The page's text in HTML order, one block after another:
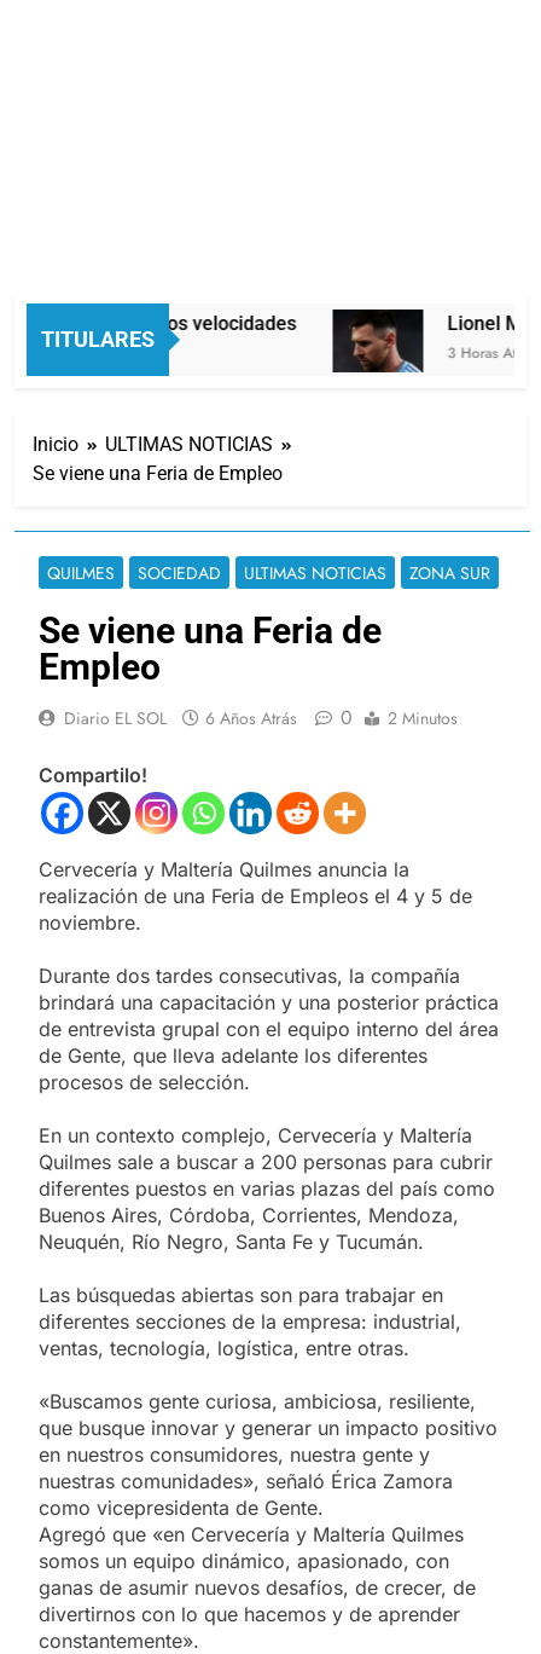
TITULARES
Economía en dos velocidades
2 Horas Atrás
Lionel
3 Horas Atrás
Inicio
ULTIMAS NOTICIAS
Se viene una Feria de Empleo
QUILMES SOCIEDAD ULTIMAS NOTICIAS ZONA SUR
Se viene una Feria de
Empleo
Diario EL SOL 6 Años Atrás 0 2 Minutos
Compartilo!
Cervecería y Maltería Quilmes anuncia la
realización de una Feria de Empleos el 4 y 5 de
noviembre.
Durante dos tardes consecutivas, la compañía
brindará una capacitación y una posterior práctica
de entrevista grupal con el equipo interno del área
de Gente, que lleva adelante los diferentes
procesos de selección.
En un contexto complejo, Cervecería y Maltería
Quilmes sale a buscar a 200 personas para cubrir
diferentes puestos en varias plazas del país como
Buenos Aires, Córdoba, Corrientes, Mendoza,
Neuquén, Río Negro, Santa Fe y Tucumán.
Las búsquedas abiertas son para trabajar en
diferentes secciones de la empresa: industrial,
ventas, tecnología, logística, entre otras.
«Buscamos gente curiosa, ambiciosa, resiliente,
que busque innovar y generar un impacto positivo
en nuestros consumidores, nuestra gente y
nuestras comunidades», señaló Érica Zamora
como vicepresidenta de Gente.
Agregó que «en Cervecería y Maltería Quilmes
somos un equipo dinámico, apasionado, con
ganas de asumir nuevos desafíos, de crecer, de
divertirnos con lo que hacemos y de aprender
constantemente».